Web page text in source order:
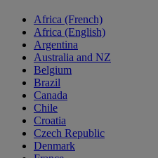
Africa (French)
Africa (English)
Argentina
Australia and NZ
Belgium
Brazil
Canada
Chile
Croatia
Czech Republic
Denmark